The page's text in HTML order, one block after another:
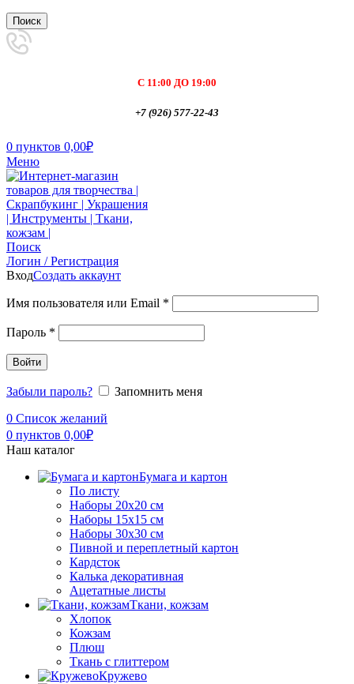
Поиск
С 11:00 ДО 19:00
+7 (926) 577-22-43
0 пунктов 0,00₽
Меню
Поиск
Логин / Регистрация
ВходСоздать аккаунт
Имя пользователя или Email *
Пароль *
Войти
Забыли пароль?
Запомнить меня
0 Список желаний
0 пунктов 0,00₽
Наш каталог
Бумага и картон
По листу
Наборы 20х20 см
Наборы 15х15 см
Наборы 30х30 см
Пивной и переплетный картон
Кардсток
Калька декоративная
Ацетатные листы
Ткани, кожзам
Хлопок
Кожзам
Плюш
Ткань с глиттером
Кружево